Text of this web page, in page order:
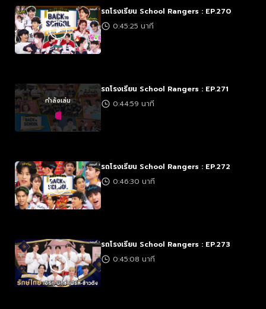
รถโรงเรียน School Rangers : EP.270
0:45:25 นาที
กำลังเล่น
รถโรงเรียน School Rangers : EP.271
0:44:59 นาที
รถโรงเรียน School Rangers : EP.272
0:46:30 นาที
รถโรงเรียน School Rangers : EP.273
0:45:08 นาที